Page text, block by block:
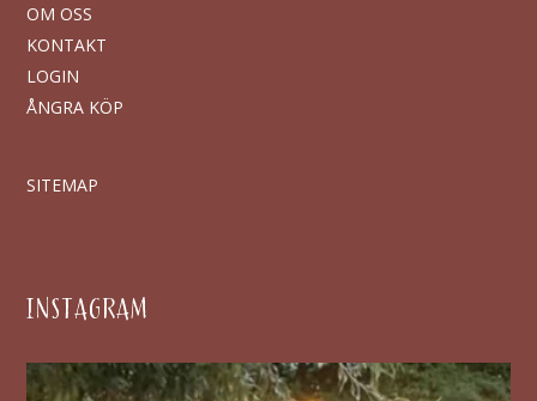
OM OSS
KONTAKT
LOGIN
ÅNGRA KÖP
SITEMAP
INSTAGRAM